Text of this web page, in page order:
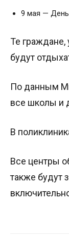
9 мая —
Те граждане,
будут
По данным
все школы и
В
Все центры
также будут